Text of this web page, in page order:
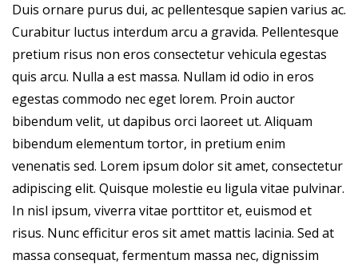
Duis ornare purus dui, ac pellentesque sapien varius ac.
Curabitur luctus interdum arcu a gravida. Pellentesque
pretium risus non eros consectetur vehicula egestas
quis arcu. Nulla a est massa. Nullam id odio in eros
egestas commodo nec eget lorem. Proin auctor
bibendum velit, ut dapibus orci laoreet ut. Aliquam
bibendum elementum tortor, in pretium enim
venenatis sed. Lorem ipsum dolor sit amet, consectetur
adipiscing elit. Quisque molestie eu ligula vitae pulvinar.
In nisl ipsum, viverra vitae porttitor et, euismod et
risus. Nunc efficitur eros sit amet mattis lacinia. Sed at
massa consequat, fermentum massa nec, dignissim